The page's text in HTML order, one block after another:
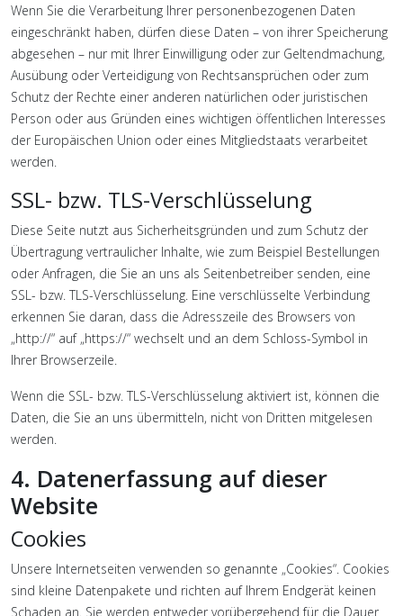
Wenn Sie die Verarbeitung Ihrer personenbezogenen Daten
eingeschränkt haben, dürfen diese Daten – von ihrer Speicherung
abgesehen – nur mit Ihrer Einwilligung oder zur Geltendmachung,
Ausübung oder Verteidigung von Rechtsansprüchen oder zum
Schutz der Rechte einer anderen natürlichen oder juristischen
Person oder aus Gründen eines wichtigen öffentlichen Interesses
der Europäischen Union oder eines Mitgliedstaats verarbeitet
werden.
SSL- bzw. TLS-Verschlüsselung
Diese Seite nutzt aus Sicherheitsgründen und zum Schutz der
Übertragung vertraulicher Inhalte, wie zum Beispiel Bestellungen
oder Anfragen, die Sie an uns als Seitenbetreiber senden, eine
SSL- bzw. TLS-Verschlüsselung. Eine verschlüsselte Verbindung
erkennen Sie daran, dass die Adresszeile des Browsers von
„http://“ auf „https://“ wechselt und an dem Schloss-Symbol in
Ihrer Browserzeile.
Wenn die SSL- bzw. TLS-Verschlüsselung aktiviert ist, können die
Daten, die Sie an uns übermitteln, nicht von Dritten mitgelesen
werden.
4. Datenerfassung auf dieser
Website
Cookies
Unsere Internetseiten verwenden so genannte „Cookies“. Cookies
sind kleine Datenpakete und richten auf Ihrem Endgerät keinen
Schaden an. Sie werden entweder vorübergehend für die Dauer